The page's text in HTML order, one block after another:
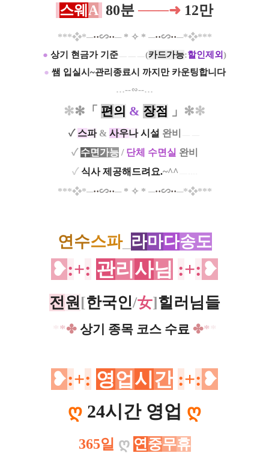
스웨 A 80분 ───➜ 12만
***​❖*─··∽··─ * ✧ * ─··∽··─*❖***
● 상기 현금가 기준 (카드가능:할인제외)
● 쌤 입실시~관리종료시 까지만 카운팅합니다
…--∽--…
✻✻ 「 편의 & 장점 」 ✻✻
✓ 스파 & 사우나시설 완비
✓ 수면 가능 / 단체 수면 실 완비
✓ 식사 제공해드려요.~^^
***​❖*─··∽··─ * ✧ * ─··∽··─*❖***
연수스파_ 라마다송도
❥:+: 관리 사님 :+: ❥
전원[한국인/女]힐러님들
*✤ 상기 종목 코스 수료 ✤*
❥:+: 영업 시 간 :+: ❥
ღ 24시간 영업 ღ
365일 ღ 연중무휴